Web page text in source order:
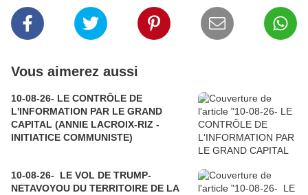
Vous aimerez aussi
10-08-26- LE CONTRÔLE DE
L'INFORMATION PAR LE GRAND
CAPITAL (ANNIE LACROIX-RIZ -
INITIATICE COMMUNISTE)
10-08-26- LE VOL DE TRUMP-
NETAVOYOU DU TERRITOIRE DE LA